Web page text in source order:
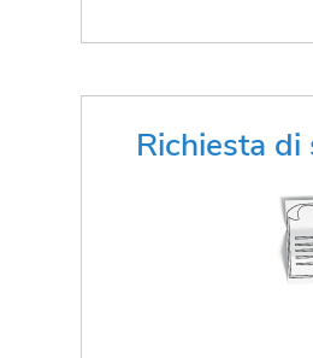
Richiesta di
Hai bisogno di
FAI LA RICHIESTA